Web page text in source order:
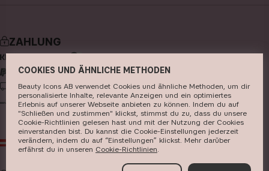
Store
Pinterest
make-up
hautpflege
haarpflege
parfüm
pinsel & zubehör
kits & sets
ZAHLUNG
LIEFERUNG
AT EUR
COOKIES UND ÄHNLICHE METHODEN
Beauty Icons AB verwendet Cookies und ähnliche Methoden, um dir
personalisierte Inhalte, relevante Anzeigen und ein optimiertes
Erlebnis auf unserer Webseite anbieten zu können. Indem du auf
"Schließen und zustimmen" klickst, stimmst du zu, dass du unsere
Cookie-Richtlinien gelesen hast und mit der Nutzung der Cookies
einverstanden bist. Du kannst die Cookie-Einstellungen jederzeit
verändern, indem du auf “Einstellungen” klickst. Mehr darüber
erfährst du in unseren ​ Cookie-Richtlinien​.